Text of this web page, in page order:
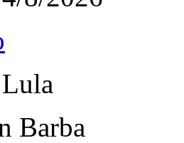
Barba